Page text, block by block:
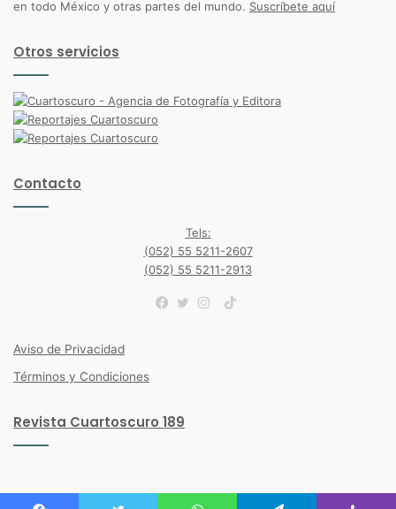
en todo México y otras partes del mundo. Suscríbete aquí
Otros servicios
Contacto
Tels:
(052) 55 5211-2607
(052) 55 5211-2913
TikTok
Aviso de Privacidad
Términos y Condiciones
Revista Cuartoscuro 189